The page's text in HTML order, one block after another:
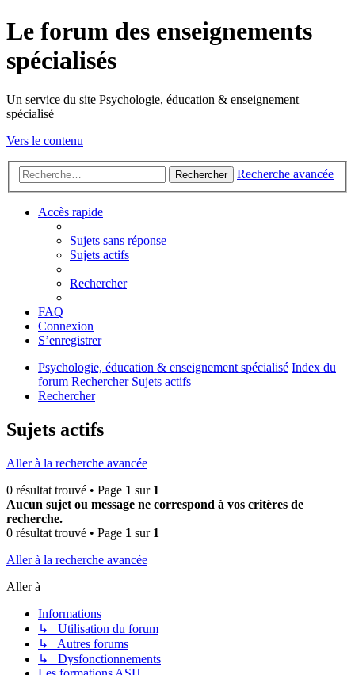
Le forum des enseignements
spécialisés
Un service du site Psychologie, éducation & enseignement
spécialisé
Vers le contenu
Rechercher Recherche avancée
Accès rapide
Sujets sans réponse
Sujets actifs
Rechercher
FAQ
Connexion
S’enregistrer
Psychologie, éducation & enseignement spécialisé Index du
forum Rechercher Sujets actifs
Rechercher
Sujets actifs
Aller à la recherche avancée
0 résultat trouvé • Page 1 sur 1
Aucun sujet ou message ne correspond à vos critères de
recherche.
0 résultat trouvé • Page 1 sur 1
Aller à la recherche avancée
Aller à
Informations
↳ Utilisation du forum
↳ Autres forums
↳ Dysfonctionnements